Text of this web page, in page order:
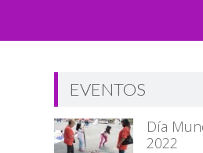
EVENTOS
Día
2022